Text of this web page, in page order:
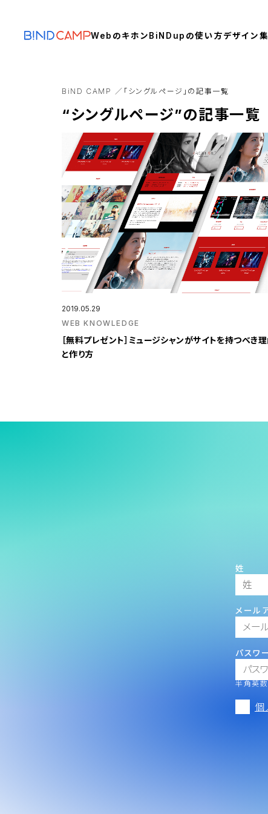
Webのキホン BiNDupの使い方デザイン
BiND CAMP 「シングルページ」の記事一覧
“シングルページ”の記事一覧
2019.05.29
WEB KNOWLEDGE
［無料プレゼント］ミュージシャンがサイトを持つべき
と作り方
姓
メール
パスワ
半角英
個